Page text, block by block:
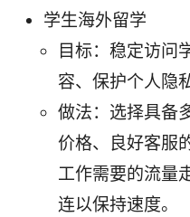
学生海外留学
目标：稳定访问
容、保护个人隐私
做法：选择具备
价格、良好客服
工作需要的流量
连以保持速度。